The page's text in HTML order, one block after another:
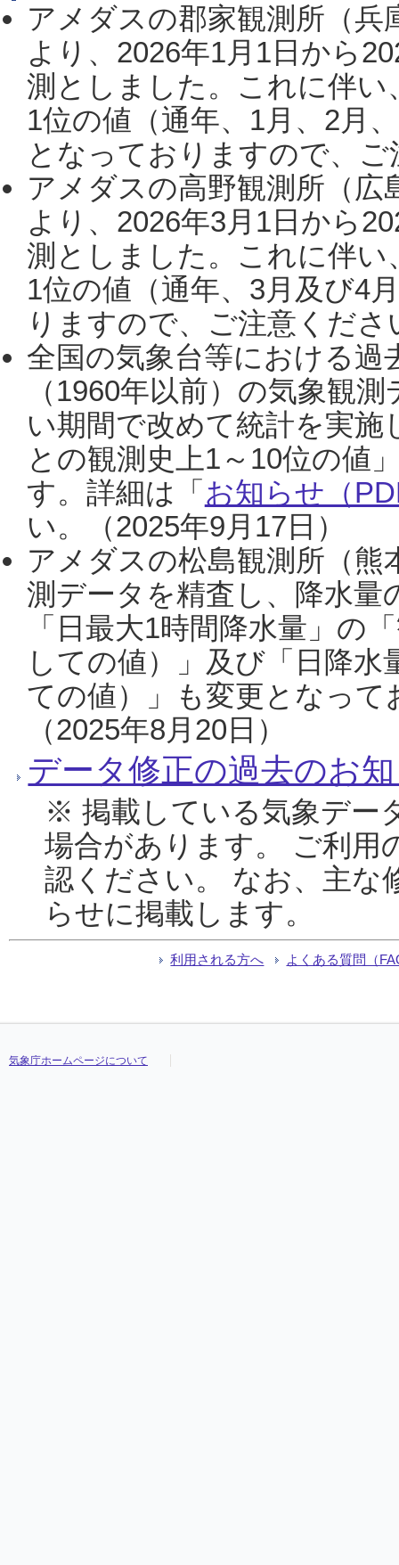
アメダスの郡家観測所（
より、2026年1月1日から
測としました。これに伴い
1位の値（通年、1月、2月
となっておりますので、
アメダスの高野観測所（
より、2026年3月1日から
測としました。これに伴い
1位の値（通年、3月及び4
りますので、ご注意くだ
全国の気象台等における過
（1960年以前）の気象観
い期間で改めて統計を実
との観測史上1～10位の値
す。詳細は「 お知らせ（
い。（2025年9月17日）
アメダスの松島観測所（熊
測データを精査し、降水
「日最大1時間降水量」の
しての値）」及び「日降
ての値）」も変更となっ
（2025年8月20日）
データ修正の過去のお
※ 掲載している気象デー
場合があります。 ご利用
認ください。 なお、主な
らせに掲載します。
利用される方へ よくある質問（
気象庁ホームページについて